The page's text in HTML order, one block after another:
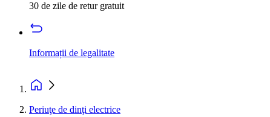
30 de zile de retur gratuit
Informații de legalitate
Periuţe de dinţi electrice